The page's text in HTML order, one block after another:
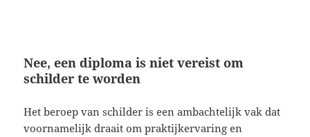
Nee, een diploma is niet vereist om
schilder te worden
Het beroep van schilder is een ambachtelijk vak dat
voornamelijk draait om praktijkervaring en